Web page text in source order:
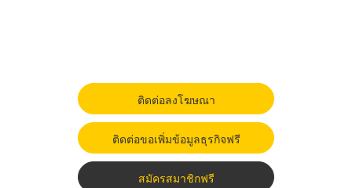
ติดต่อลงโฆษณา
ติดต่อขอเพิ่มข้อมูลธุรกิจฟรี
สมัครสมาชิกฟรี